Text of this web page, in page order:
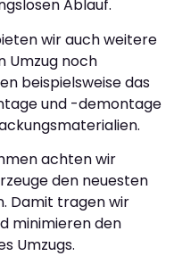
Ablauf.
wir auch weitere
Umzug noch
beispielsweise das
und -demontage
achten wir
den neuesten
Damit tragen wir
minimieren den
Umzugs.